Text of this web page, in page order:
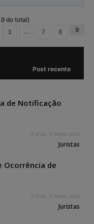
do total)
3 … 7 8 9
Post recente
de Notificação
2 anos, 3 meses atrás
Juristas
Ocorrência de
2 anos, 3 meses atrás
Juristas